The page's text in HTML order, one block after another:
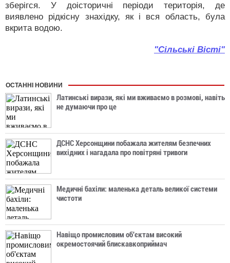
зберігся. У доісторичні періоди територія, де
виявлено рідкісну знахідку, як і вся область, була
вкрита водою.
"Сільські Вісті"
ОСТАННІ НОВИНИ
Латинські вирази, які ми вживаємо в розмові, навіть
не думаючи про це
ДСНС Херсонщини побажала жителям безпечних
вихідних і нагадала про повітряні тривоги
Медичні бахіли: маленька деталь великої системи
чистоти
Навіщо промисловим об'єктам високий
окремостоячий блискавкоприймач